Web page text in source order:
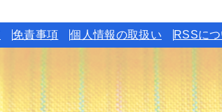
免責事項 個人情報の取扱い RSSに